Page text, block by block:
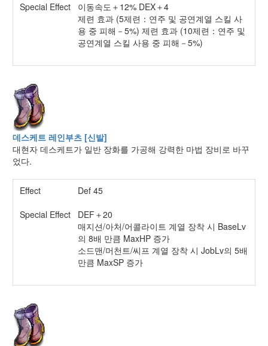
Special Effect
이동속도＋12% DEX＋4
제련 효과 (5제련：연주 및 공연계열 스킬 사
용 중 피해－5%) 제련 효과 (10제련：연주 및
공연계열 스킬 사용 중 피해－5%)
데스케트 레인부츠 [신발]
대현자 데스케트가 일반 장화를 가공해 강력한 마법 장비로 바꾸
었다.
Effect
Def 45
Special Effect
DEF＋20
매지션/아처/어콜라이트 계열 장착 시 BaseLv
의 8배 만큼 MaxHP 증가
소드맨/머천트/씨프 계열 장착 시 JobLv의 5배
만큼 MaxSP 증가